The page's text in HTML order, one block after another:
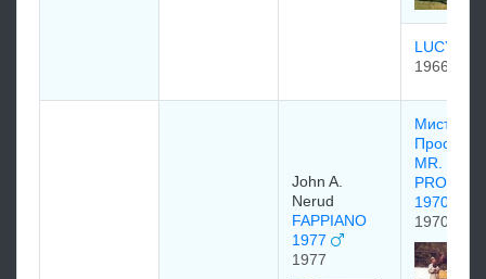
LUCY
1966
John A.
Nerud
FAPPIANO
1977
1977
Мистер
MR.
1970
1970